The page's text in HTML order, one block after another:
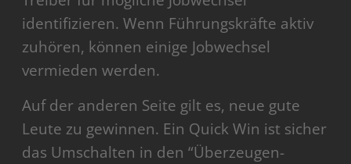
identifizieren. Wenn Führungskräfte aktiv
zuhören, können einige Jobwechsel
vermieden werden.
Auf der anderen Seite gilt es, neue gute
Leute zu gewinnen. Ein Quick Win ist sicher
das Umschalten in den “Überzeugen-